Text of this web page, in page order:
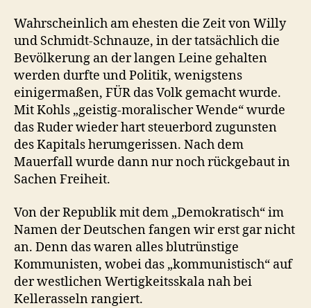
Wahrscheinlich am ehesten die Zeit von Willy
und Schmidt-Schnauze, in der tatsächlich die
Bevölkerung an der langen Leine gehalten
werden durfte und Politik, wenigstens
einigermaßen, FÜR das Volk gemacht wurde.
Mit Kohls „geistig-moralischer Wende“ wurde
das Ruder wieder hart steuerbord zugunsten
des Kapitals herumgerissen. Nach dem
Mauerfall wurde dann nur noch rückgebaut in
Sachen Freiheit.
Von der Republik mit dem „Demokratisch“ im
Namen der Deutschen fangen wir erst gar nicht
an. Denn das waren alles blutrünstige
Kommunisten, wobei das „kommunistisch“ auf
der westlichen Wertigkeitsskala nah bei
Kellerasseln rangiert.